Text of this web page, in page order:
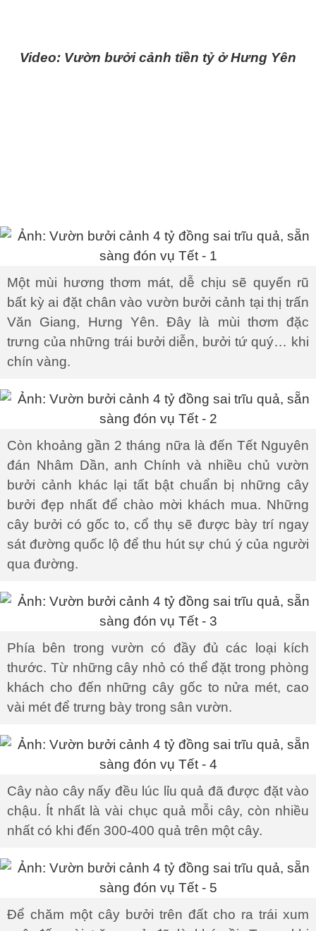
Video: Vườn bưởi cảnh tiền tỷ ở Hưng Yên
Một mùi hương thơm mát, dễ chịu sẽ quyến rũ
bất kỳ ai đặt chân vào vườn bưởi cảnh tại thị trấn
Văn Giang, Hưng Yên. Đây là mùi thơm đặc
trưng của những trái bưởi diễn, bưởi tứ quý… khi
chín vàng.
Còn khoảng gần 2 tháng nữa là đến Tết Nguyên
đán Nhâm Dần, anh Chính và nhiều chủ vườn
bưởi cảnh khác lại tất bật chuẩn bị những cây
bưởi đẹp nhất để chào mời khách mua. Những
cây bưởi có gốc to, cổ thụ sẽ được bày trí ngay
sát đường quốc lộ để thu hút sự chú ý của người
qua đường.
Phía bên trong vườn có đầy đủ các loại kích
thước. Từ những cây nhỏ có thể đặt trong phòng
khách cho đến những cây gốc to nửa mét, cao
vài mét để trưng bày trong sân vườn.
Cây nào cây nấy đều lúc lỉu quả đã được đặt vào
chậu. Ít nhất là vài chục quả mỗi cây, còn nhiều
nhất có khi đến 300-400 quả trên một cây.
Để chăm một cây bưởi trên đất cho ra trái xum